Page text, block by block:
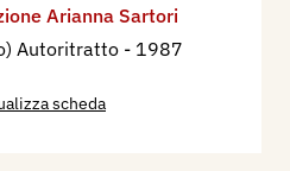
Arianna Sartori
Autoritratto - 1987
scheda